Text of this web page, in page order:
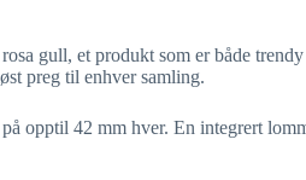
gull, et produkt som er både
preg til enhver samling.
opptil 42 mm hver. En integrert